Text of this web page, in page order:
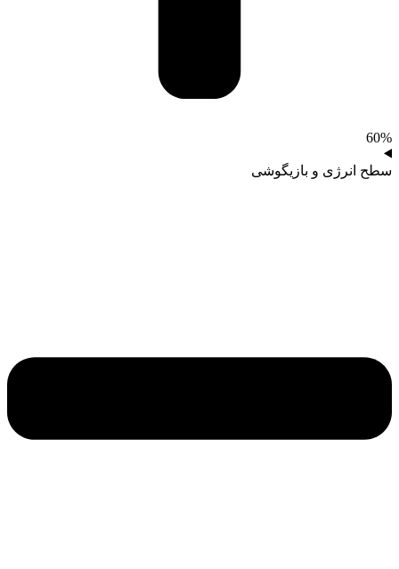
60%
سطح انرژی و بازیگوشی